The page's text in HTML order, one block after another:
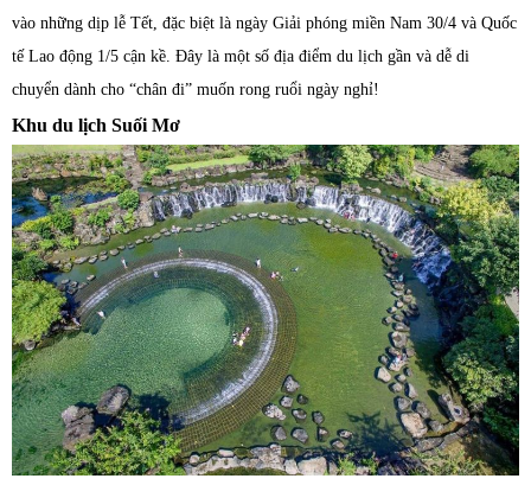
vào những dịp lễ Tết, đặc biệt là ngày Giải phóng miền Nam 30/4 và Quốc
tế Lao động 1/5 cận kề. Đây là một số địa điểm du lịch gần và dễ di
chuyển dành cho “chân đi” muốn rong ruổi ngày nghỉ!
Khu du lịch Suối Mơ